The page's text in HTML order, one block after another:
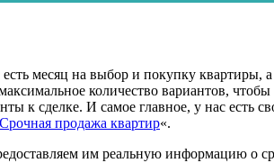
месяц на выбор и покупку
количество вариантов,
к сделке. И самое главное, у нас есть
Срочная продажа квартир«.
им реальную информацию о